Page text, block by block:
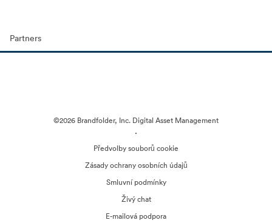
Partners
©2026 Brandfolder, Inc. Digital Asset Management
·
Předvolby souborů cookie
Zásady ochrany osobních údajů
Smluvní podmínky
Živý chat
E-mailová podpora